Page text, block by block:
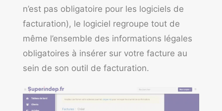
n’est pas obligatoire pour les logiciels de
facturation), le logiciel regroupe tout de
même l’ensemble des informations légales
obligatoires à insérer sur votre facture au
sein de son outil de facturation.